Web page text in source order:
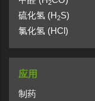
2
硫化氢 (H2S)
氯化氢 (HCl)
应用
制药